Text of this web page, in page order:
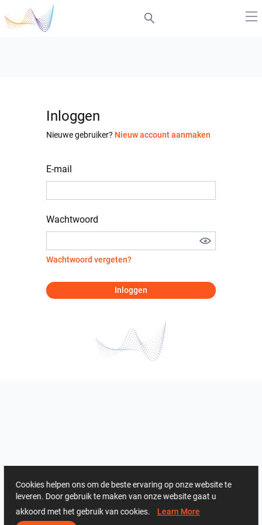
Inloggen
Nieuwe gebruiker? Nieuw account aanmaken
E-mail
Wachtwoord
Wachtwoord vergeten?
Inloggen
Cookies helpen ons om de beste ervaring op onze website te
leveren. Door gebruik te maken van onze website gaat u
akkoord met het gebruik van cookies. Learn More